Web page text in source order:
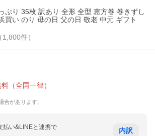
ぷり 35枚 訳あり 全形 全型 恵方巻 巻きずし
買い のり 母の日 父の日 敬老 中元 ギフト
1,800件）
料 （全国一律）
合があります。
払い&LINEと連携で 内訳